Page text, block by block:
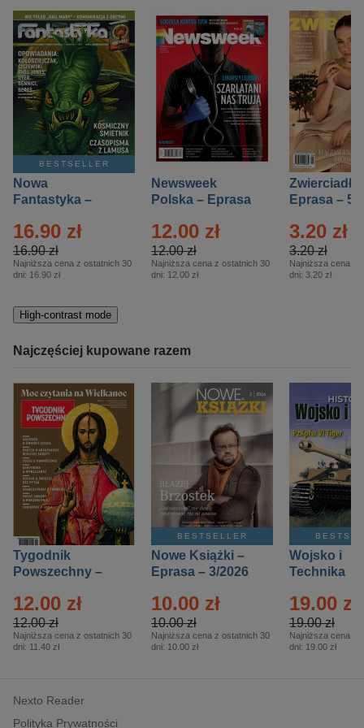
BESTSELLER
Nowa
Fantastyka –
16.90 zł
16.90 zł
Najniższa cena z ostatnich 30
dni: 16.90 zł
Newsweek
Polska – Eprasa
12.00 zł
12.00 zł
Najniższa cena z ostatnich 30
dni: 12.00 zł
Zwierciadło
Eprasa – 5/
3.20 zł
3.20 zł
Najniższa cena z
dni: 3.20 zł
High-contrast mode
Najczęściej kupowane razem
Tygodnik
Powszechny –
12.00 zł
12.00 zł
Najniższa cena z ostatnich 30
dni: 11.40 zł
BESTSELLER
Nowe Książki –
Eprasa – 3/2026
10.00 zł
10.00 zł
Najniższa cena z ostatnich 30
dni: 10.00 zł
Wojsko i
Technika
– 2/2026
19.00 zł
19.00 zł
Najniższa cena z
dni: 19.00 zł
Nexto Reader
Polityka Prywatności